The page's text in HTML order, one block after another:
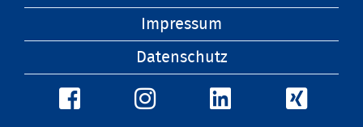
Impressum
Datenschutz